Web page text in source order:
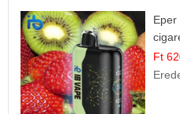
Eper
Ft